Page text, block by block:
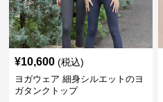
¥10,600 (税込)
ヨガウェア 細身シルエットのヨ
ガタンクトップ